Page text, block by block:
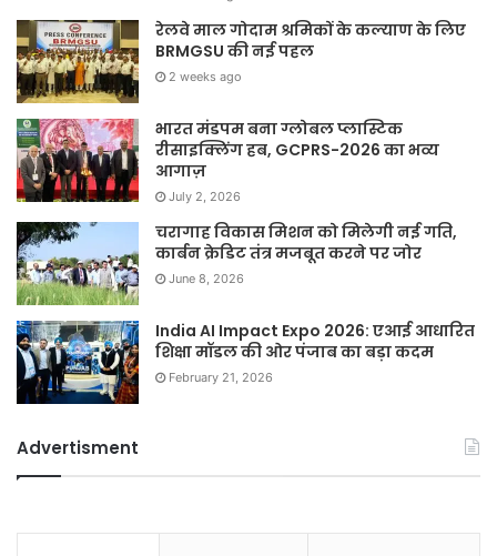
रेलवे माल गोदाम श्रमिकों के कल्याण के लिए
BRMGSU की नई पहल
2 weeks ago
भारत मंडपम बना ग्लोबल प्लास्टिक
रीसाइक्लिंग हब, GCPRS-2026 का भव्य
आगाज़
July 2, 2026
चरागाह विकास मिशन को मिलेगी नई गति,
कार्बन क्रेडिट तंत्र मजबूत करने पर जोर
June 8, 2026
India AI Impact Expo 2026: एआई आधारित
शिक्षा मॉडल की ओर पंजाब का बड़ा कदम
February 21, 2026
Advertisment